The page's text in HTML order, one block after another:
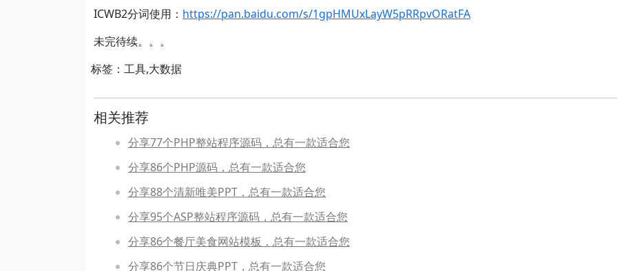
ICWB2分词使用： https://pan.baidu.com/s/1gpHMUxLayW5pRRpvORatFA
未完待续。。。
标签：工具,大数据
相关推荐
分享77个PHP整站程序源码，总有一款适合您
分享86个PHP源码，总有一款适合您
分享88个清新唯美PPT，总有一款适合您
分享95个ASP整站程序源码，总有一款适合您
分享86个餐厅美食网站模板，总有一款适合您
分享86个节日庆典PPT，总有一款适合您